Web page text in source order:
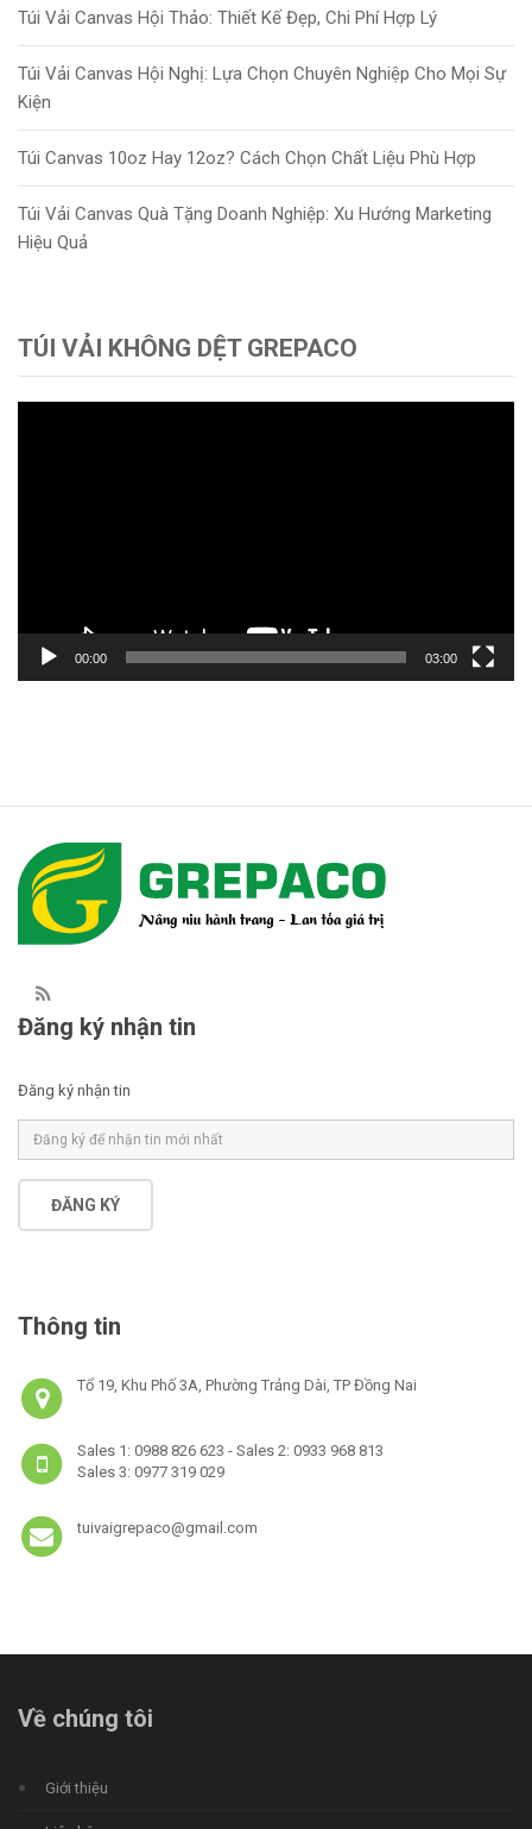
Túi Vải Canvas Hội Thảo: Thiết Kế Đẹp, Chi Phí Hợp Lý
Túi Vải Canvas Hội Nghị: Lựa Chọn Chuyên Nghiệp Cho Mọi Sự
Kiện
Túi Canvas 10oz Hay 12oz? Cách Chọn Chất Liệu Phù Hợp
Túi Vải Canvas Quà Tặng Doanh Nghiệp: Xu Hướng Marketing
Hiệu Quả
TÚI VẢI KHÔNG DỆT GREPACO
00:00 03:00
Đăng ký nhận tin
Đăng ký nhận tin
ĐĂNG KÝ
Thông tin
Tổ 19, Khu Phố 3A, Phường Trảng Dài, TP Đồng Nai
Sales 1: 0988 826 623 - Sales 2: 0933 968 813
Sales 3: 0977 319 029
tuivaigrepaco@gmail.com
Về chúng tôi
Giới thiệu